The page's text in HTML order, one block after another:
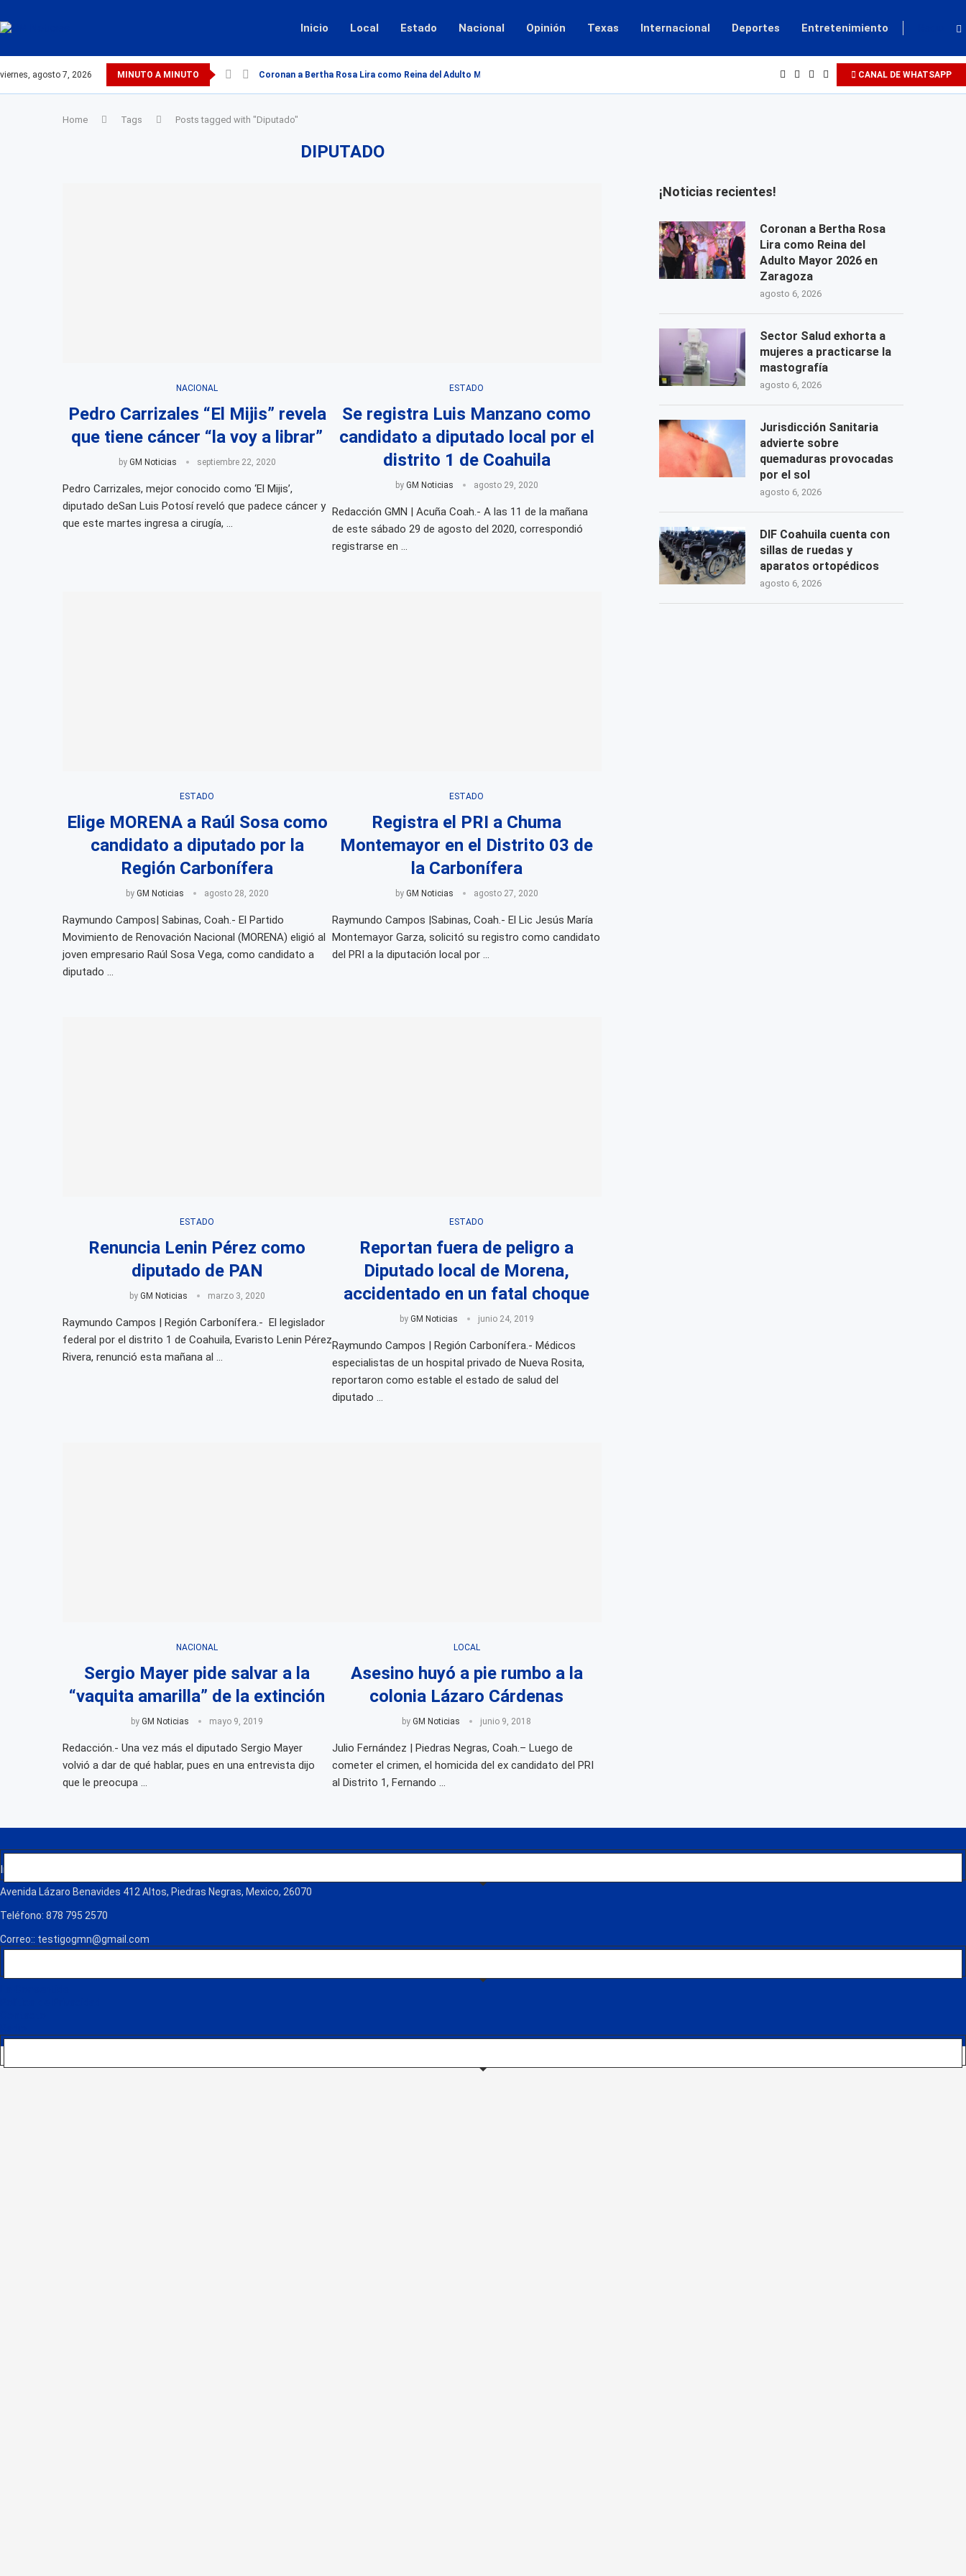
Inicio Local Estado Nacional Opinión Texas Internacional Deportes Entretenimiento
viernes, agosto 7, 2026 MINUTO A MINUTO Coronan a Bertha Rosa Lira como Reina del Adulto Mayor 2026... CANAL DE WHATSAPP
Home Tags Posts tagged with "Diputado"
DIPUTADO
NACIONAL
Pedro Carrizales “El Mijis” revela
que tiene cáncer “la voy a librar”
by GM Noticias septiembre 22, 2020
Pedro Carrizales, mejor conocido como ‘El Mijis’,
diputado deSan Luis Potosí reveló que padece cáncer y
que este martes ingresa a cirugía, …
ESTADO
Se registra Luis Manzano como
candidato a diputado local por el
distrito 1 de Coahuila
by GM Noticias agosto 29, 2020
Redacción GMN | Acuña Coah.- A las 11 de la mañana
de este sábado 29 de agosto del 2020, correspondió
registrarse en …
ESTADO
Elige MORENA a Raúl Sosa como
candidato a diputado por la
Región Carbonífera
by GM Noticias agosto 28, 2020
Raymundo Campos| Sabinas, Coah.- El Partido
Movimiento de Renovación Nacional (MORENA) eligió al
joven empresario Raúl Sosa Vega, como candidato a
diputado …
ESTADO
Registra el PRI a Chuma
Montemayor en el Distrito 03 de
la Carbonífera
by GM Noticias agosto 27, 2020
Raymundo Campos |Sabinas, Coah.- El Lic Jesús María
Montemayor Garza, solicitó su registro como candidato
del PRI a la diputación local por …
ESTADO
Renuncia Lenin Pérez como
diputado de PAN
by GM Noticias marzo 3, 2020
Raymundo Campos | Región Carbonífera.- El legislador
federal por el distrito 1 de Coahuila, Evaristo Lenin Pérez
Rivera, renunció esta mañana al …
ESTADO
Reportan fuera de peligro a
Diputado local de Morena,
accidentado en un fatal choque
by GM Noticias junio 24, 2019
Raymundo Campos | Región Carbonífera.- Médicos
especialistas de un hospital privado de Nueva Rosita,
reportaron como estable el estado de salud del
diputado …
NACIONAL
Sergio Mayer pide salvar a la
“vaquita amarilla” de la extinción
byGM Noticias mayo 9, 2019
Redacción.- Una vez más el diputado Sergio Mayer
volvió a dar de qué hablar, pues en una entrevista dijo
que le preocupa …
LOCAL
Asesino huyó a pie rumbo a la
colonia Lázaro Cárdenas
byGM Noticias junio 9, 2018
Julio Fernández | Piedras Negras, Coah.– Luego de
cometer el crimen, el homicida del ex candidato del PRI
al Distrito 1, Fernando …
¡Noticias recientes!
Coronan a Bertha Rosa
Lira como Reina del
Adulto Mayor 2026 en
Zaragoza
agosto 6, 2026
Sector Salud exhorta a
mujeres a practicarse la
mastografía
agosto 6, 2026
Jurisdicción Sanitaria
advierte sobre
quemaduras provocadas
por el sol
agosto 6, 2026
DIF Coahuila cuenta con
sillas de ruedas y
aparatos ortopédicos
agosto 6, 2026
Informamos con integridad y compromiso, ofreciendo noticias locales y regionales de manera objetiva y oportuna.
Avenida Lázaro Benavides 412 Altos, Piedras Negras, Mexico, 26070
Teléfono: 878 795 2570
Correo:: testigogmn@gmail.com
FM Globo